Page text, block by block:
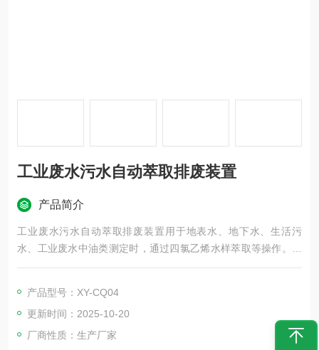
工业废水污水自动萃取排废装置
产品简介
工业废水污水自动萃取排废装置用于地表水、地下水、生活污
水、工业废水中油类测定时，通过四氯乙烯水样萃取等操作。该
型号萃取器应用在工业废水、污水的、地表水及生活用水的萃取
产品型号：XY-CQ04
更新时间：2025-10-20
厂商性质：生产厂家